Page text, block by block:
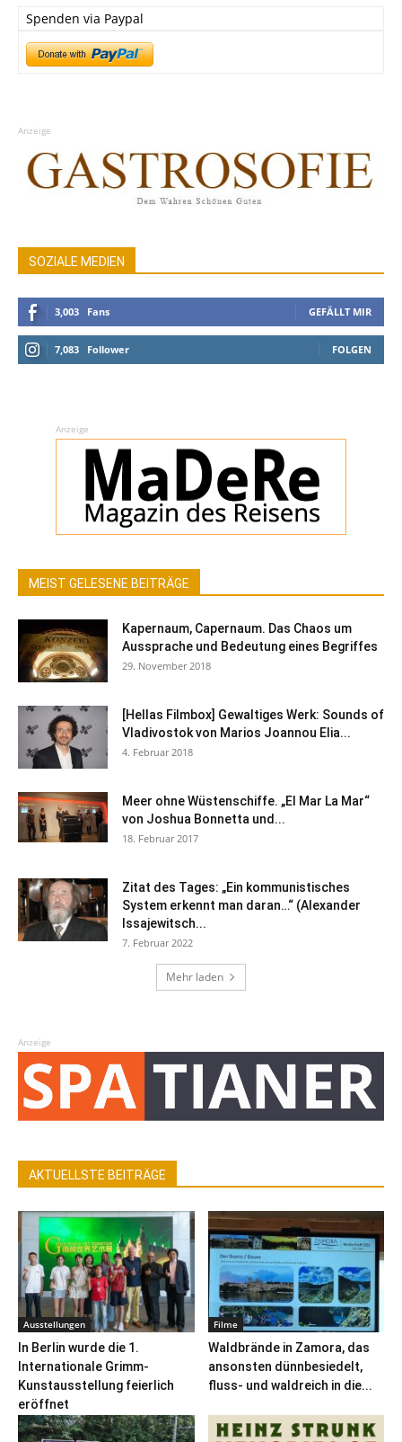
Spenden via Paypal
Anzeige
SOZIALE MEDIEN
3,003 Fans GEFÄLLT MIR
7,083 Follower FOLGEN
Anzeige
MEIST GELESENE BEITRÄGE
Kapernaum, Capernaum. Das Chaos um
Aussprache und Bedeutung eines Begriffes
29. November 2018
[Hellas Filmbox] Gewaltiges Werk: Sounds of
Vladivostok von Marios Joannou Elia...
4. Februar 2018
Meer ohne Wüstenschiffe. „El Mar La Mar“
von Joshua Bonnetta und...
18. Februar 2017
Zitat des Tages: „Ein kommunistisches
System erkennt man daran…“ (Alexander
Issajewitsch...
7. Februar 2022
Mehr laden
Anzeige
AKTUELLSTE BEITRÄGE
Ausstellungen
In Berlin wurde die 1.
Internationale Grimm-
Kunstausstellung feierlich
eröffnet
Filme
Waldbrände in Zamora, das
ansonsten dünnbesiedelt,
fluss- und waldreich in die...